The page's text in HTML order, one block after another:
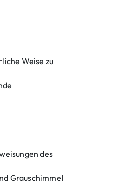
Weise zu
des
Grauschimmel